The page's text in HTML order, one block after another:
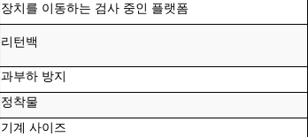
장치를 이동하는 검사 중인 플랫폼
리턴백
과부하 방지
정착물
기계 사이즈